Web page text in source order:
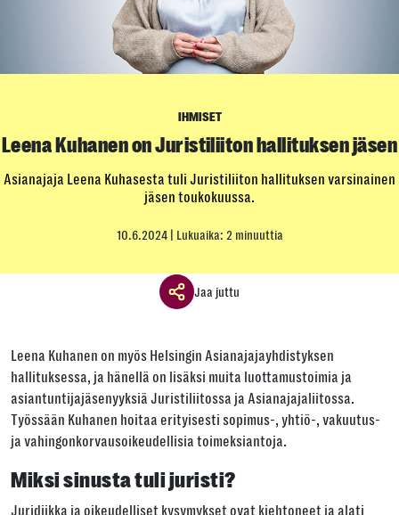
IHMISET
Leena Kuhanen on Juristiliiton hallituksen jäsen
Asianajaja Leena Kuhasesta tuli Juristiliiton hallituksen varsinainen
jäsen toukokuussa.
10.6.2024 | Lukuaika: 2 minuuttia
Jaa juttu
Jaa tämä linkki seuraavilla tavoilla
Kopioi
Leena Kuhanen on myös Helsingin Asianajajayhdistyksen
hallituksessa, ja hänellä on lisäksi muita luottamustoimia ja
asiantuntijajäsenyyksiä Juristiliitossa ja Asianajajaliitossa.
Työssään Kuhanen hoitaa erityisesti sopimus-, yhtiö-, vakuutus-
ja vahingonkorvausoikeudellisia toimeksiantoja.
Miksi sinusta tuli juristi?
Juridiikka ja oikeudelliset kysymykset ovat kiehtoneet ja alati